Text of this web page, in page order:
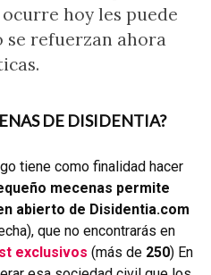
hoy les puede
refuerzan ahora
DE DISIDENTIA?
tiene como finalidad hacer
mecenas permite
abierto de Disidentia.com
que no encontrarás en
exclusivos (más de 250) En